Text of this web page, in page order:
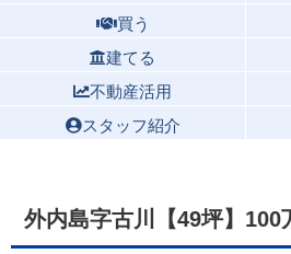
買う
建てる
不動産活用
スタッフ紹介
外内島字古川【49坪】100